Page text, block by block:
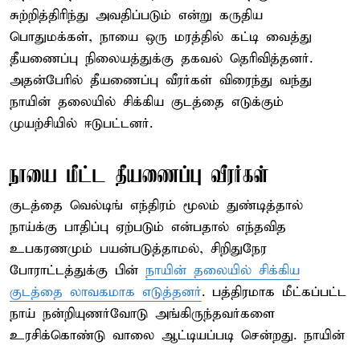
சுற்றித்திரிந்து அவதிப்படும் என்று கருதிய
பொதுமக்கள், நாயை ஒரு மரத்தில் கட்டி வைத்து
தீயணைப்பு நிலையத்துக்கு தகவல் தெரிவித்தனர்.
அதன்பேரில் தீயணைப்பு வீரர்கள் விரைந்து வந்து
நாயின் தலையில் சிக்கிய குடத்தை எடுக்கும்
முயற்சியில் ஈடுபட்டனர்.
நாயை மீட்ட தீயணைப்பு வீரர்கள்
குடத்தை வெல்டிங் எந்திரம் மூலம் துண்டித்தால்
நாய்க்கு பாதிப்பு ஏற்படும் என்பதால் எந்தவித
உபகரணமும் பயன்படுத்தாமல், சிறிதுநேர
போராட்டத்துக்கு பின் நாயின் தலையில் சிக்கிய
குடத்தை லாவகமாக எடுத்தனர். பத்திரமாக மீட்கப்பட்ட
நாய் நன்றியுணர்வோடு அங்கிருந்தவர்களை
உரசிக்கொண்டு வாலை ஆட்டியப்படி சென்றது. நாயின்